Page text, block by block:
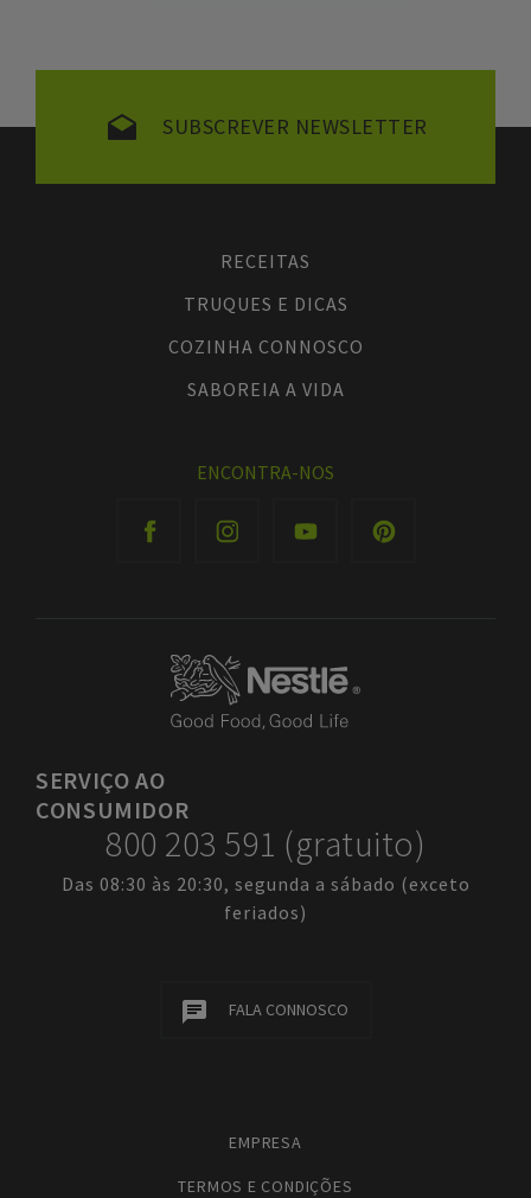
SUBSCREVER NEWSLETTER
RECEITAS
TRUQUES E DICAS
COZINHA CONNOSCO
SABOREIA A VIDA
ENCONTRA-NOS
SERVIÇOAO
CONSUMIDOR
800 203 591 (gratuito)
Das 08:30 às 20:30, segunda a sábado (exceto
feriados)
FALA CONNOSCO
EMPRESA
TERMOS E CONDIÇÕES